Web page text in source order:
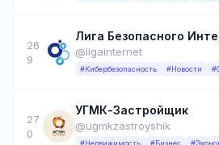
26
9
Лига Безопасного
@ligainternet
#Кибербезопасность #Новости
27
0
УГМК-Застройщик
@ugmkzastroyshik
#Недвижимость #Бизнес